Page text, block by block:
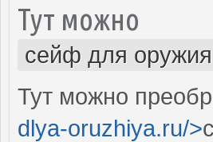
Тут можно
сейф для
Тут можно
dlya-oruzhiya.ru/>